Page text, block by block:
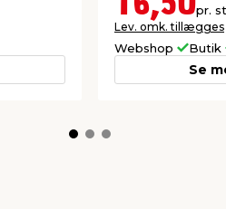
pr.
Lev. omk. tillægges
Webshop Butik
Se